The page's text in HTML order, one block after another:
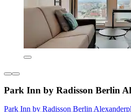
Park Inn by Radisson Berlin
Park Inn by Radisson Berlin